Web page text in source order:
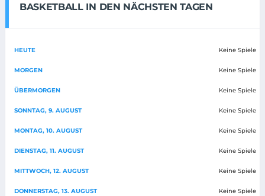
BASKETBALL IN DEN NÄCHSTEN TAGEN
HEUTE Keine Spiele
MORGEN Keine Spiele
ÜBERMORGEN Keine Spiele
SONNTAG, 9. AUGUST Keine Spiele
MONTAG, 10. AUGUST Keine Spiele
DIENSTAG, 11. AUGUST Keine Spiele
MITTWOCH, 12. AUGUST Keine Spiele
DONNERSTAG, 13. AUGUST Keine Spiele